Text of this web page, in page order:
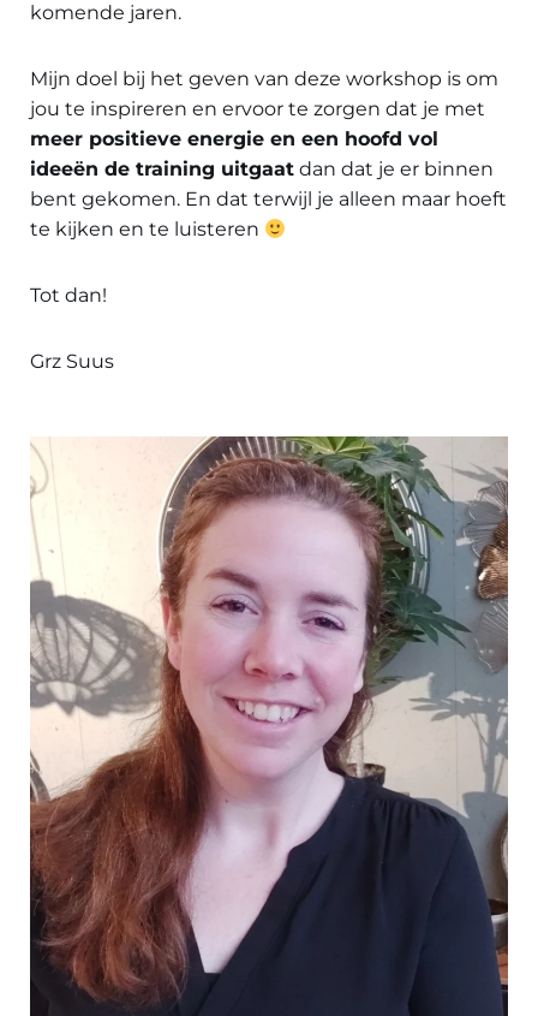
komende jaren.
Mijn doel bij het geven van deze workshop is om
jou te inspireren en ervoor te zorgen dat je met
meer positieve energie en een hoofd vol
ideeën de training uitgaat dan dat je er binnen
bent gekomen. En dat terwijl je alleen maar hoeft
te kijken en te luisteren
Tot dan!
Grz Suus